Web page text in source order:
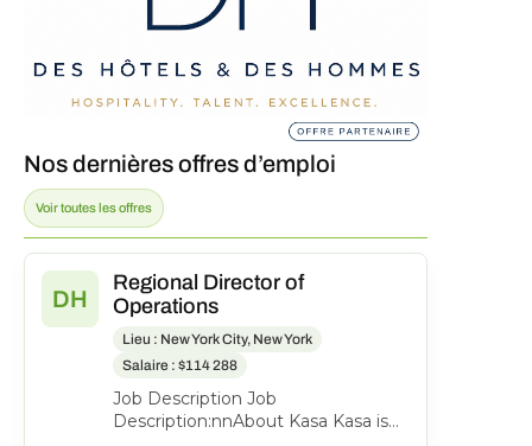
Nos dernières offres d’emploi
Voir toutes les offres
DH
Regional Director of
Operations
Lieu : New York City, New York
Salaire : $114 288
Job Description Job
Description:nnAbout Kasa Kasa is